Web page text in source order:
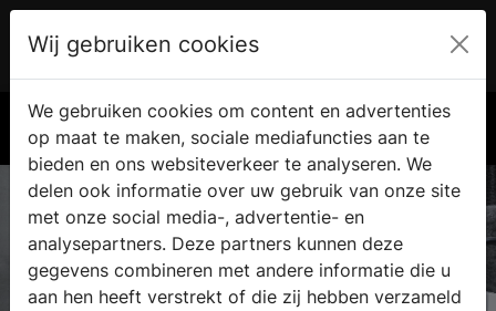
€ 0.00
Wij gebruiken cookies
We gebruiken cookies om content en advertenties
op maat te maken, sociale mediafuncties aan te
bieden en ons websiteverkeer te analyseren. We
delen ook informatie over uw gebruik van onze site
met onze social media-, advertentie- en
analysepartners. Deze partners kunnen deze
gegevens combineren met andere informatie die u
aan hen heeft verstrekt of die zij hebben verzameld